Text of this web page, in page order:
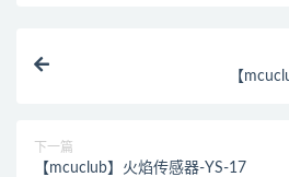
【
下一篇
【mcuclub】火焰传感器-YS-17